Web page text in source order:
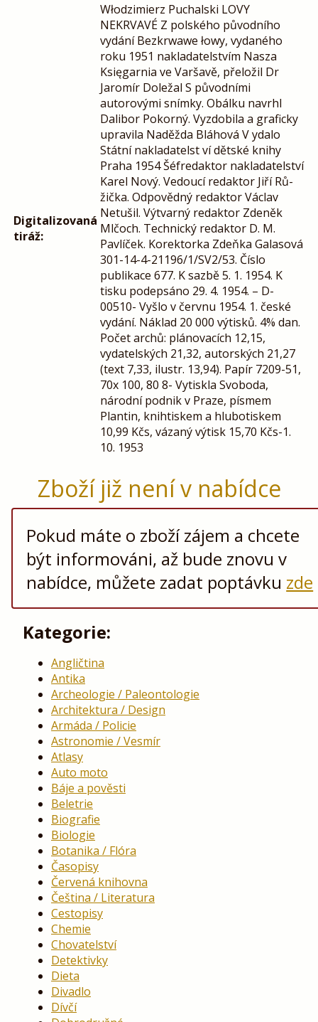
Digitalizovaná
tiráž:
Włodzimierz Puchalski LOVY
NEKRVAVÉ Z polského původního
vydání Bezkrwawe łowy, vydaného
roku 1951 nakladatelstvím Nasza
Księgarnia ve Varšavě, přeložil Dr
Jaromír Doležal S původními
autorovými snímky. Obálku navrhl
Dalibor Pokorný. Vyzdobila a graficky
upravila Naděžda Bláhová V ydalo
Státní nakladatelst ví dětské knihy
Praha 1954 Šéfredaktor nakladatelství
Karel Nový. Vedoucí redaktor Jiří Rů-
žička. Odpovědný redaktor Václav
Netušil. Výtvarný redaktor Zdeněk
Mlčoch. Technický redaktor D. M.
Pavlíček. Korektorka Zdeňka Galasová
301-14-4-21196/1/SV2/53. Číslo
publikace 677. K sazbě 5. 1. 1954. K
tisku podepsáno 29. 4. 1954. – D-
00510- Vyšlo v červnu 1954. 1. české
vydání. Náklad 20 000 výtisků. 4% dan.
Počet archů: plánovacích 12,15,
vydatelských 21,32, autorských 21,27
(text 7,33, ilustr. 13,94). Papír 7209-51,
70x 100, 80 8- Vytiskla Svoboda,
národní podnik v Praze, písmem
Plantin, knihtiskem a hlubotiskem
10,99 Kčs, vázaný výtisk 15,70 Kčs-1.
10. 1953
Zboží již není v nabídce
Pokud máte o zboží zájem a chcete
být informováni, až bude znovu v
nabídce, můžete zadat poptávku zde
Kategorie:
Angličtina
Antika
Archeologie / Paleontologie
Architektura / Design
Armáda / Policie
Astronomie / Vesmír
Atlasy
Auto moto
Báje a pověsti
Beletrie
Biografie
Biologie
Botanika / Flóra
Časopisy
Červená knihovna
Čeština / Literatura
Cestopisy
Chemie
Chovatelství
Detektivky
Dieta
Divadlo
Dívčí